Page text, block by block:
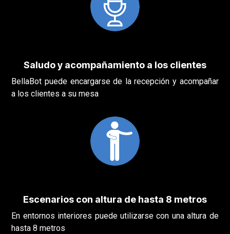
Saludo y acompañamiento a los clientes
BellaBot puede encargarse de la recepción y acompañar
a los clientes a su mesa
Escenarios con altura de hasta 8 metros
En entornos interiores puede utilizarse con una altura de
hasta 8 metros